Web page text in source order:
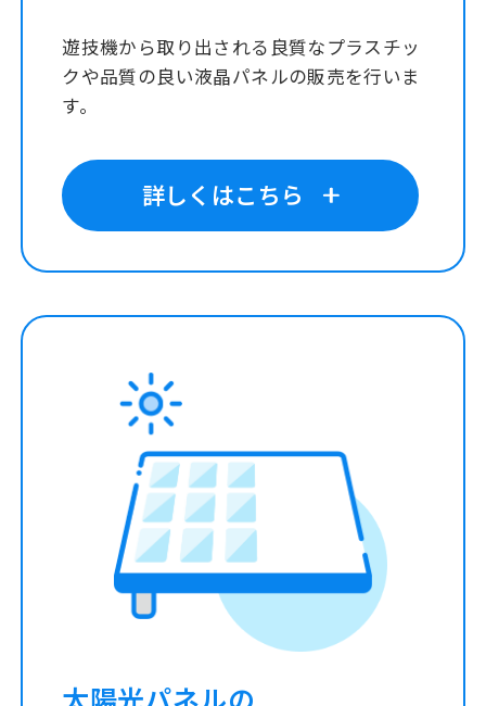
遊技機から取り出される良質なプラスチッ
クや品質の良い液晶パネルの販売を行いま
す。
詳しくはこちら